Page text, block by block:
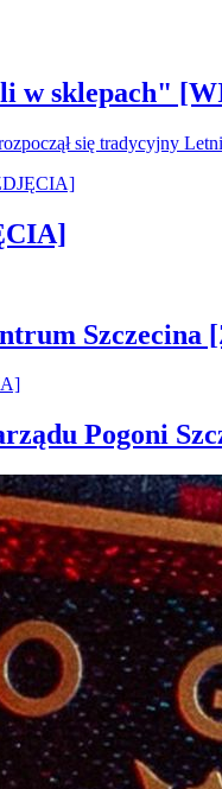
w sklepach"
się tradycyjny
Szczecina
Pogoni